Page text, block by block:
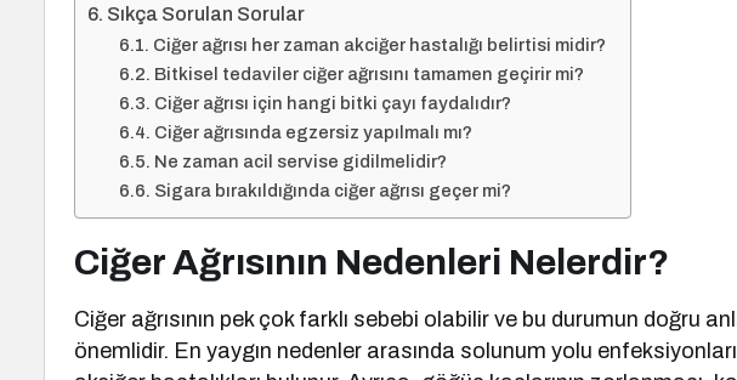
Sıkça Sorulan Sorular
Ciğer ağrısı her zaman akciğer hastalığı belirtisi midir?
Bitkisel tedaviler ciğer ağrısını tamamen geçirir mi?
Ciğer ağrısı için hangi bitki çayı faydalıdır?
Ciğer ağrısında egzersiz yapılmalı mı?
Ne zaman acil servise gidilmelidir?
Sigara bırakıldığında ciğer ağrısı geçer mi?
Ciğer Ağrısının Nedenleri Nelerdir?
Ciğer ağrısının pek çok farklı sebebi olabilir ve bu durumun doğru
önemlidir. En yaygın nedenler arasında solunum yolu